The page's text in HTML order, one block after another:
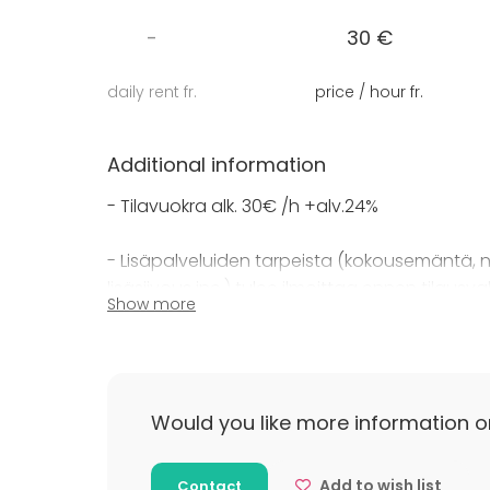
Sijainti kulkuyhteyksien keskipisteessä
Ouluun mahdollistavat nopean
-
daily rent fr.
30 €
price / hour fr.
Additional information
- Tilavuokra alk. 30€ /h +alv.24%
- Lisäpalveluiden tarpeista (kokousemäntä,
ennen tilaisuutta, veloitetaan täysi hinta.
Show more
Would you like more information
Add to wish list